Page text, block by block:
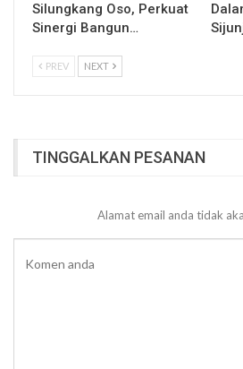
Silungkang Oso, Perkuat
Sinergi Bangun…
PREV NEXT
TINGGALKAN PESANAN
Alamat email anda tidak